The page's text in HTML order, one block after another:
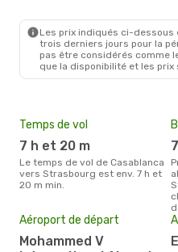
Les prix indiqués ci-dessous
trois derniers jours pour la
pas être considérés comme
que la disponibilité et les
Temps de vol
7 h et 20 m
Le temps de vol de Casablanca
vers Strasbourg est env. 7 h et
20 m min.
Prix le moins cher pour un billet
Aéroport de départ
Mohammed V